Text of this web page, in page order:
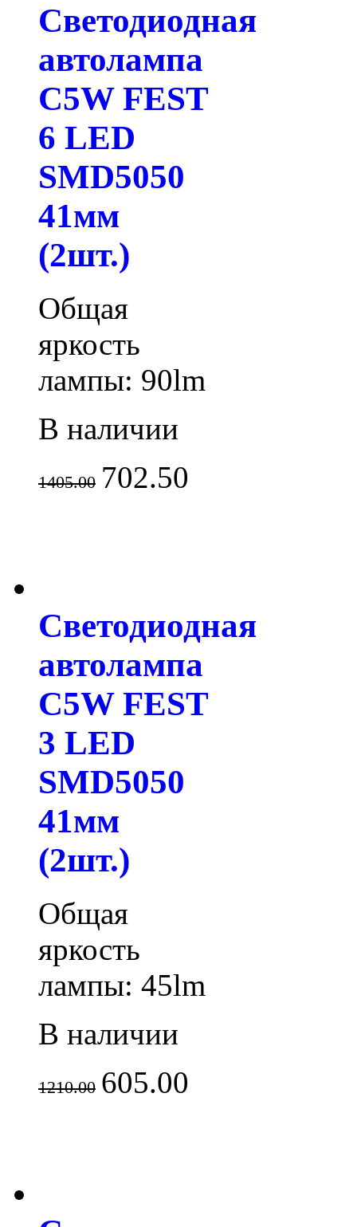
Светодиодная
автолампа
C5W FEST
6 LED
SMD5050
41мм
(2шт.)
Общая
яркость
лампы: 90lm
В наличии
1405.00 702.50
Светодиодная
автолампа
C5W FEST
3 LED
SMD5050
41мм
(2шт.)
Общая
яркость
лампы: 45lm
В наличии
1210.00 605.00